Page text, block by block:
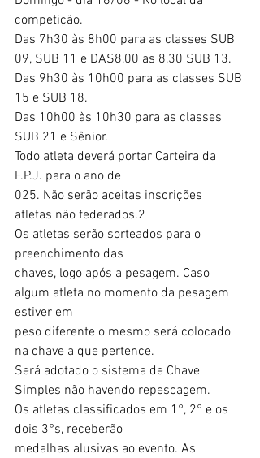
competição.
Das 7h30 às 8h00 para as classes SUB
09, SUB 11 e DAS8,00 as 8,30 SUB 13.
Das 9h30 às 10h00 para as classes SUB
15 e SUB 18.
Das 10h00 às 10h30 para as classes
SUB 21 e Sênior.
Todo atleta deverá portar Carteira da
F.P.J. para o ano de
025. Não serão aceitas inscrições
atletas não federados.2
Os atletas serão sorteados para o
preenchimento das
chaves, logo após a pesagem. Caso
algum atleta no momento da pesagem
estiver em
peso diferente o mesmo será colocado
na chave a que pertence.
Será adotado o sistema de Chave
Simples não havendo repescagem.
Os atletas classificados em 1°, 2° e os
dois 3°s, receberão
medalhas alusivas ao evento. As